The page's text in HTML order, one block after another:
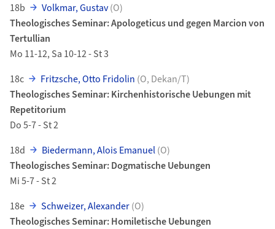
18b
Volkmar, Gustav(O)
Theologisches Seminar: Apologeticus und gegen Marcion von
Tertullian
Mo 11-12, Sa 10-12 - St 3
18c
Fritzsche, Otto Fridolin (O, Dekan/T)
Theologisches Seminar: Kirchenhistorische Uebungen mit
Repetitorium
Do 5-7 - St 2
18d
Biedermann, Alois Emanuel(O)
Theologisches Seminar: Dogmatische Uebungen
Mi 5-7 - St 2
18e
Schweizer, Alexander(O)
Theologisches Seminar: Homiletische Uebungen